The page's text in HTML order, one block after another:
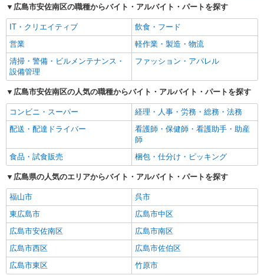
広島市安佐南区の職種からバイト・アルバイト・パートを探す
IT・クリエイティブ
飲食・フード
営業
軽作業・製造・物流
清掃・警備・ビルメンテナンス・
設備管理
ファッション・アパレル
広島市安佐南区の人気の職種からバイト・アルバイト・パートを探す
コンビニ・スーパー
経理・人事・労務・総務・法務
配送・配達ドライバー
看護師・保健師・看護助手・助産
師
食品・試食販売
梱包・仕分け・ピッキング
広島県の人気のエリアからバイト・アルバイト・パートを探す
福山市
呉市
東広島市
広島市中区
広島市安佐南区
広島市南区
広島市西区
広島市佐伯区
広島市東区
竹原市